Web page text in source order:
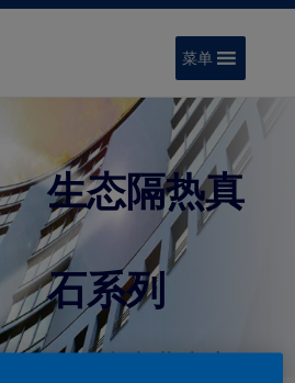
菜单
生态隔热真
石系列
多乐士专业生态